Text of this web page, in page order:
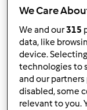
We Care
We and our315
data, like
device.
technologies to
and our
disabled, some
relevant to you.